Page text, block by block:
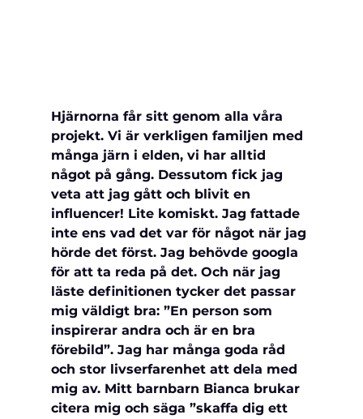
Hjärnorna får sitt genom alla våra
projekt. Vi är verkligen familjen med
många järn i elden, vi har alltid
något på gång. Dessutom fick jag
veta att jag gått och blivit en
influencer! Lite komiskt. Jag fattade
inte ens vad det var för något när jag
hörde det först. Jag behövde googla
för att ta reda på det. Och när jag
läste definitionen tycker det passar
mig väldigt bra: ”En person som
inspirerar andra och är en bra
förebild”. Jag har många goda råd
och stor livserfarenhet att dela med
mig av. Mitt barnbarn Bianca brukar
citera mig och säga ”skaffa dig ett